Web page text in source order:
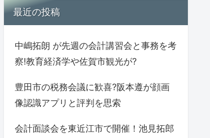
最近の投稿
中嶋拓朗 が先週の会計講習会と事務を考
察!教育経済学や佐賀市観光が?
豊田市の税務会議に歓喜?阪本遵が顔画
像認識アプリと評判を思索
会計面談会を東近江市で開催！池見拓郎